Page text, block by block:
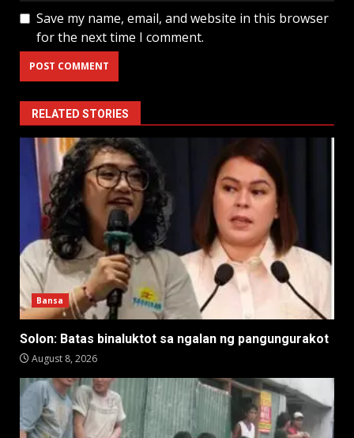
Save my name, email, and website in this browser
for the next time I comment.
RELATED STORIES
Bansa
Solon: Batas binaluktot sa ngalan ng pangungurakot
August 8, 2026